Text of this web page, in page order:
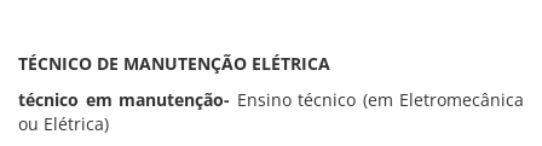
TÉCNICO DE MANUTENÇÃO ELÉTRICA
técnico em manutenção- Ensino técnico (em Eletromecânica
ou Elétrica)